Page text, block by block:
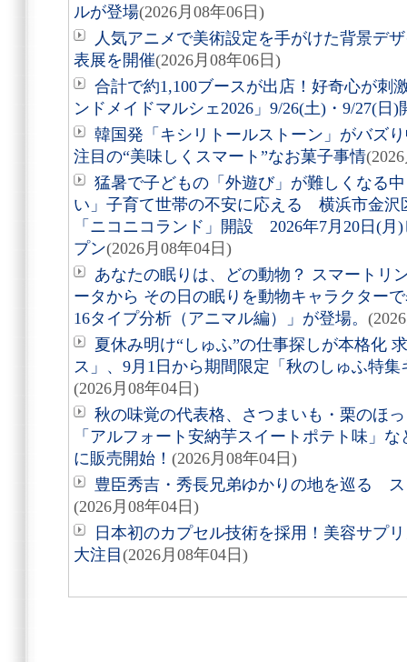
ルが登場(2026月08年06日)
人気アニメで美術設定を手がけた背景デ
表展を開催(2026月08年06日)
合計で約1,100ブースが出店！好奇心が
ンドメイドマルシェ2026」9/26(土)・9/27(日)
韓国発「キシリトールストーン」がバズ
注目の“美味しくスマート”なお菓子事情
猛暑で子どもの「外遊び」が難しくなる
い」子育て世帯の不安に応える 横浜市金沢
「ニコニコランド」開設 2026年7月20日(
プン(2026月08年04日)
あなたの眠りは、どの動物？ スマートリ
ータから その日の眠りを動物キャラクター
16タイプ分析（アニマル編）」が登場。
夏休み明け“しゅふ”の仕事探しが本格化
ス」、9月1日から期間限定「秋のしゅふ特
(2026月08年04日)
秋の味覚の代表格、さつまいも・栗のほ
「アルフォート安納芋スイートポテト味」
に販売開始！ (2026月08年04日)
豊臣秀吉・秀長兄弟ゆかりの地を巡る
(2026月08年04日)
日本初のカプセル技術を採用！美容サプ
大注目 (2026月08年04日)